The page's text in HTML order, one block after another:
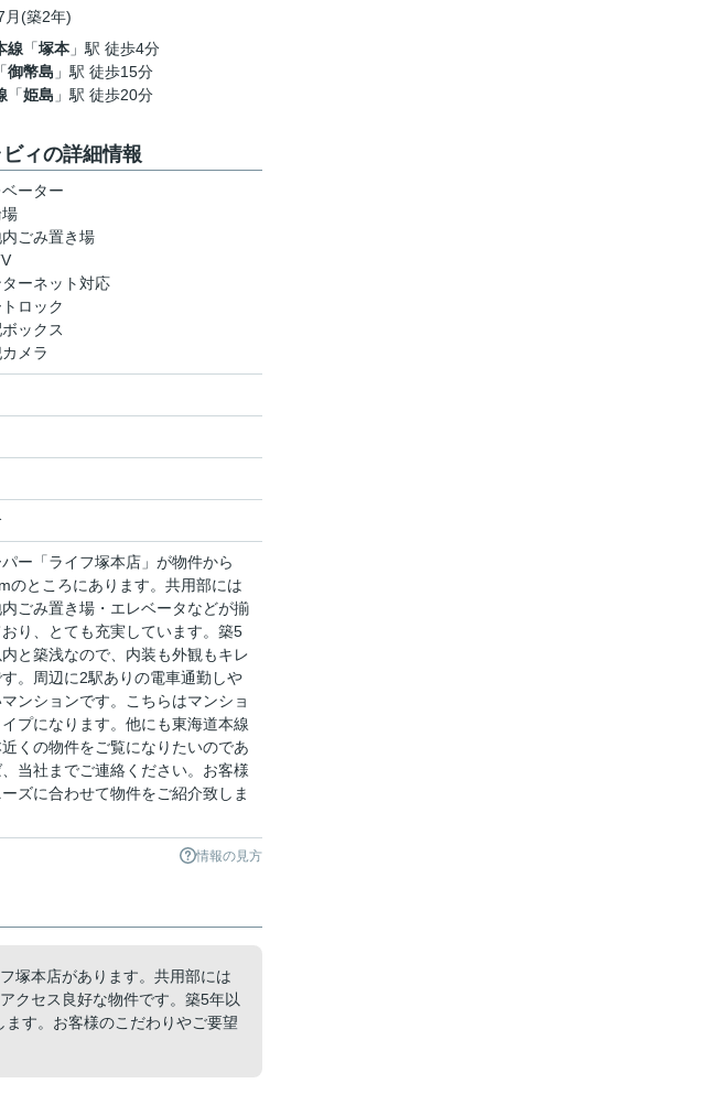
月(築2年)
線 「塚本 」駅 徒歩4分
「御幣島 」駅 徒歩15分
「姫島 」駅 徒歩20分
ィの詳細情報
ーター
ごみ置き場
ーネット対応
ロック
ックス
メラ
パー「ライフ塚本店」が物件から
のところにあります。共用部には
ごみ置き場・エレベータなどが揃
おり、とても充実しています。築5
と築浅なので、内装も外観もキレ
す。周辺に2駅ありの電車通勤しや
ンションです。こちらはマンショ
イプになります。他にも東海道本線
くの物件をご覧になりたいのであ
当社までご連絡ください。お客様
ズに合わせて物件をご紹介致しま
情報の見方
塚本店があります。共用部には
クセス良好な物件です。築5年以
す。お客様のこだわりやご要望